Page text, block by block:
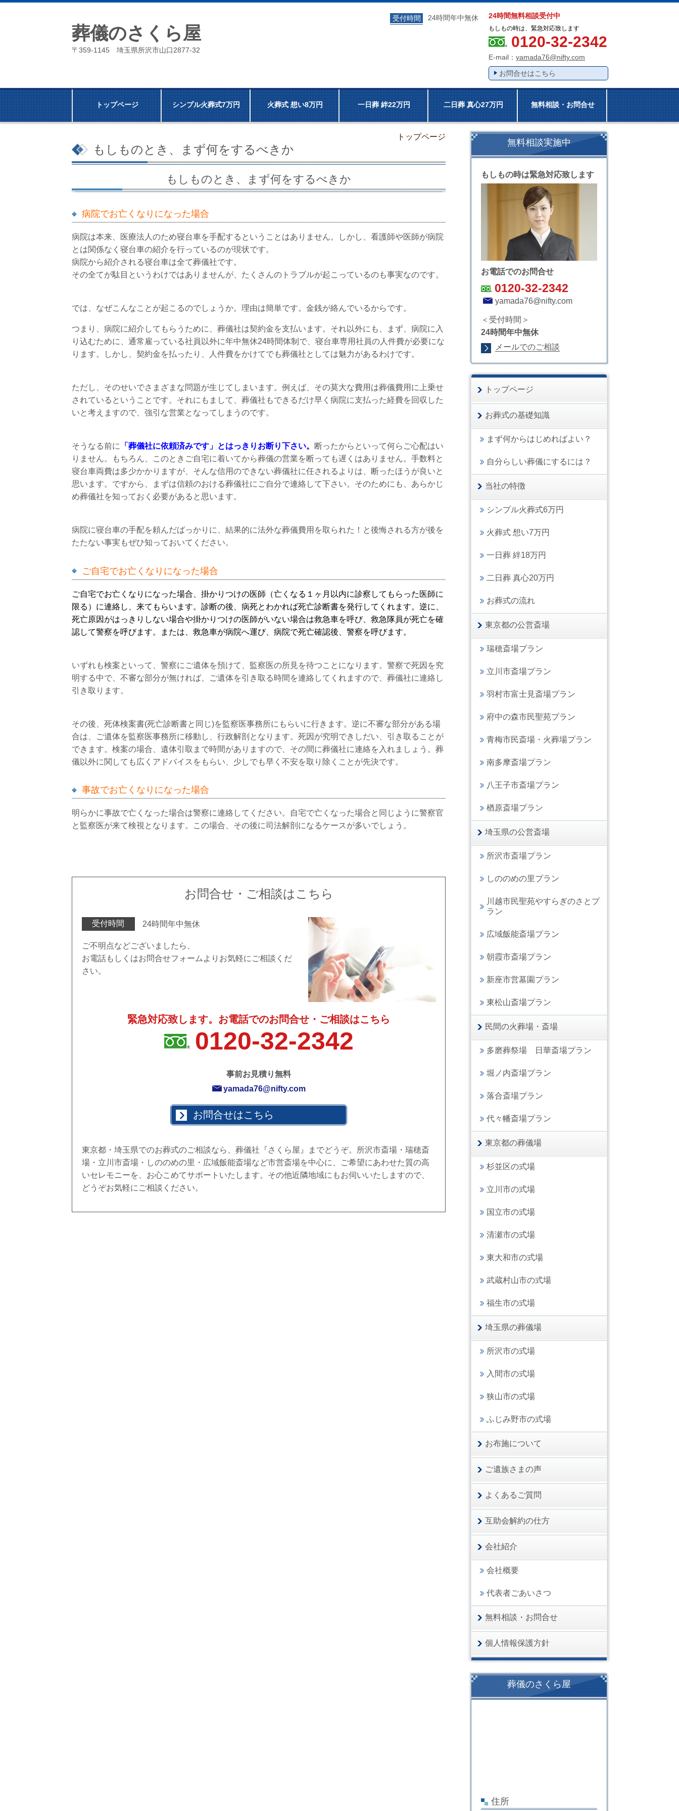
葬儀のさくら屋
〒359-1145 埼玉県所沢市山口2877-32
受付時間 24時間年中無休 24時間無料相談受付中
もしもの時は、緊急対応致します
0120-32-2342
E-mail： yamada76@nifty.com
お問合せはこちら
トップページ シンプル火葬式7万円 火葬式 想い8万円 一日葬 絆22万円 二日葬 真心27万円 無料相談・お問合せ
トップページ
もしものとき、まず何をするべきか
もしものとき、まず何をするべきか
病院でお亡くなりになった場合
病院は本来、医療法人のため寝台車を手配するということはありません。しかし、看護師や医師が病院
とは関係なく寝台車の紹介を行っているのが現状です。
病院から紹介される寝台車は全て葬儀社です。
その全てが駄目というわけではありませんが、たくさんのトラブルが起こっているのも事実なのです。
では、なぜこんなことが起こるのでしょうか。理由は簡単です。金銭が絡んでいるからです。
つまり、病院に紹介してもらうために、葬儀社は契約金を支払います。それ以外にも、まず、病院に入
り込むために、通常雇っている社員以外に年中無休24時間体制で、寝台車専用社員の人件費が必要にな
ります。しかし、契約金を払ったり、人件費をかけてでも葬儀社としては魅力があるわけです。
ただし、そのせいでさまざまな問題が生じてしまいます。例えば、その莫大な費用は葬儀費用に上乗せ
されているということです。それにもまして、葬儀社もできるだけ早く病院に支払った経費を回収した
いと考えますので、強引な営業となってしまうのです。
そうなる前に 「葬儀社に依頼済みです」とはっきりお断り下さい。
断ったからといって何らご心配はい
りません。もちろん、このときご自宅に着いてから葬儀の営業を断っても遅くはありません。手数料と
寝台車両費は多少かかりますが、そんな信用のできない葬儀社に任されるよりは、断ったほうが良いと
思います。ですから、まずは信頼のおける葬儀社にご自分で連絡して下さい。そのためにも、あらかじ
め葬儀社を知っておく必要があると思います。
病院に寝台車の手配を頼んだばっかりに、結果的に法外な葬儀費用を取られた！と後悔される方が後を
たたない事実もぜひ知っておいてください。
ご自宅でお亡くなりになった場合
ご自宅でお亡くなりになった場合、掛かりつけの医師（亡くなる１ヶ月以内に診察してもらった医師に
限る）に連絡し、来てもらいます。診断の後、病死とわかれば死亡診断書を発行してくれます。逆に、
死亡原因がはっきりしない場合や掛かりつけの医師がいない場合は救急車を呼び、救急隊員が死亡を確
認して警察を呼びます。または、救急車が病院へ運び、病院で死亡確認後、警察を呼びます。
いずれも検案といって、警察にご遺体を預けて、監察医の所見を待つことになります。警察で死因を究
明する中で、不審な部分が無ければ、ご遺体を引き取る時間を連絡してくれますので、葬儀社に連絡し
引き取ります。
その後、死体検案書(死亡診断書と同じ)を監察医事務所にもらいに行きます。逆に不審な部分がある場
合は、ご遺体を監察医事務所に移動し、行政解剖となります。死因が究明できしだい、引き取ることが
できます。検案の場合、遺体引取まで時間がありますので、その間に葬儀社に連絡を入れましょう。葬
儀以外に関しても広くアドバイスをもらい、少しでも早く不安を取り除くことが先決です。
事故でお亡くなりになった場合
明らかに事故で亡くなった場合は警察に連絡してください。自宅で亡くなった場合と同じように警察官
と監察医が来て検視となります。この場合、その後に司法解剖になるケースが多いでしょう。
お問合せ・ご相談はこちら
受付時間 24時間年中無休
ご不明点などございましたら、
お電話もしくはお問合せフォームよりお気軽にご相談くだ
さい。
緊急対応致します。お電話でのお問合せ・ご相談はこちら
0120-32-2342
事前お見積り無料
yamada76@nifty.com
お問合せはこちら
東京都・埼玉県でのお葬式のご相談なら、葬儀社『さくら屋』までどうぞ。所沢市斎場・瑞穂斎
場・立川市斎場・しののめの里・広域飯能斎場など市営斎場を中心に、ご希望にあわせた質の高
いセレモニーを、お心こめてサポートいたします。その他近隣地域にもお伺いいたしますので、
どうぞお気軽にご相談ください。
無料相談実施中
もしもの時は緊急対応致します
お電話でのお問合せ
0120-32-2342
yamada76@nifty.com
＜受付時間＞
24時間年中無休
メールでのご相談
トップページ
お葬式の基礎知識
まず何からはじめればよい？
自分らしい葬儀にするには？
当社の特徴
シンプル火葬式6万円
火葬式 想い7万円
一日葬 絆18万円
二日葬 真心20万円
お葬式の流れ
東京都の公営斎場
瑞穂斎場プラン
立川市斎場プラン
羽村市富士見斎場プラン
府中の森市民聖苑プラン
青梅市民斎場・火葬場プラン
南多摩斎場プラン
八王子市斎場プラン
楢原斎場プラン
埼玉県の公営斎場
所沢市斎場プラン
しののめの里プラン
川越市民聖苑やすらぎのさとプ
ラン
広域飯能斎場プラン
朝霞市斎場プラン
新座市営墓園プラン
東松山斎場プラン
民間の火葬場・斎場
多磨葬祭場 日華斎場プラン
堀ノ内斎場プラン
落合斎場プラン
代々幡斎場プラン
東京都の葬儀場
杉並区の式場
立川市の式場
国立市の式場
清瀬市の式場
東大和市の式場
武蔵村山市の式場
福生市の式場
埼玉県の葬儀場
所沢市の式場
入間市の式場
狭山市の式場
ふじみ野市の式場
お布施について
ご遺族さまの声
よくあるご質問
互助会解約の仕方
会社紹介
会社概要
代表者ごあいさつ
無料相談・お問合せ
個人情報保護方針
葬儀のさくら屋
住所